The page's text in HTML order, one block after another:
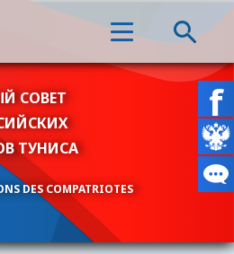
СОВЕТ
ТУНИСА
DES COMPATRIOTES